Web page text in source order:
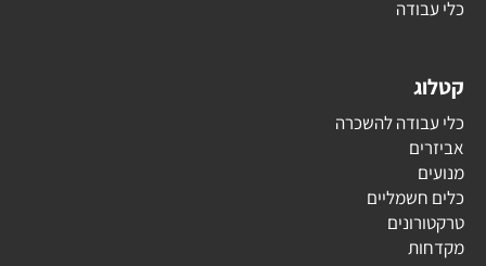
כלי עבודה
קטלוג
כלי עבודה להשכרה
אביזרים
מנועים
כלים חשמליים
טרקטורונים
מקדחות